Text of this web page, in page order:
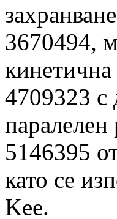
3670494,
кинетична
4709323 с
5146395
като се
Kee.